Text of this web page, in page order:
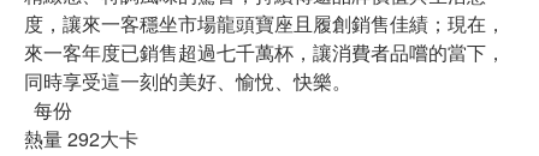
度，讓來一客穩坐市場龍頭寶座且履創銷售佳績；現在，
來一客年度已銷售超過七千萬杯，讓消費者品嚐的當下，
同時享受這一刻的美好、愉悅、快樂。
每份
熱量 292大卡